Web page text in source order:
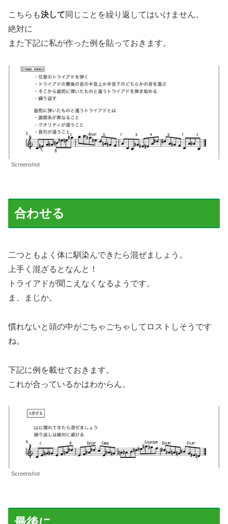
こちらも決して同じことを繰り返してはいけません。
絶対に
また下記に私が作った例を貼っておきます。
Screenshot
合わせる
二つともよく体に馴染んできたら混ぜましょう。
上手く混ざるとなんと！
トライアドが聞こえなくなるようです。
ま、まじか。
慣れないと頭の中がごちゃごちゃしてロストしそうです
ね。
下記に例を載せておきます。
これが合っているかはわからん。
Screenshot